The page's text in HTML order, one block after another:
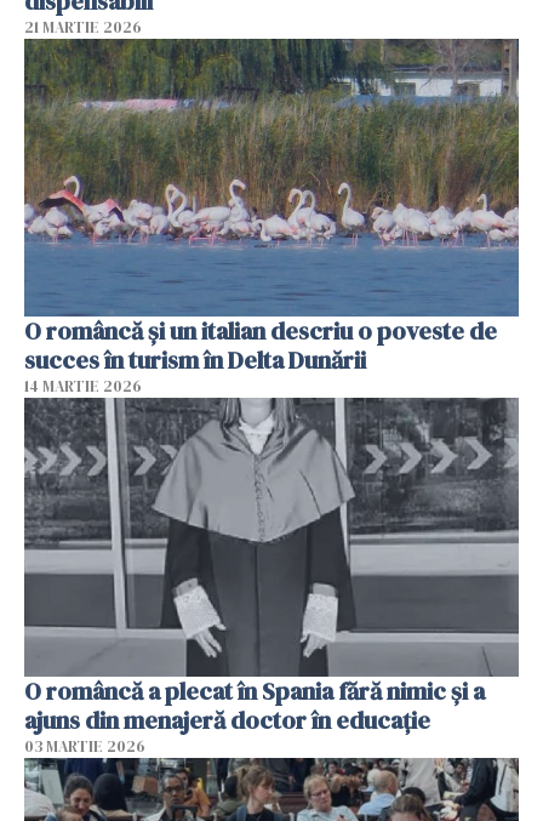
21 MARTIE 2026
O româncă și un italian descriu o poveste de
succes în turism în Delta Dunării
14 MARTIE 2026
O româncă a plecat în Spania fără nimic și a
ajuns din menajeră doctor în educație
03 MARTIE 2026